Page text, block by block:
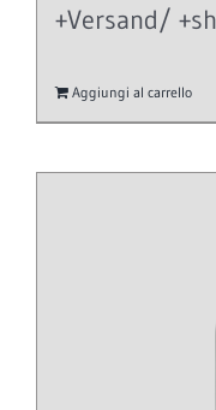
+Versand/
Aggiungi al carrello